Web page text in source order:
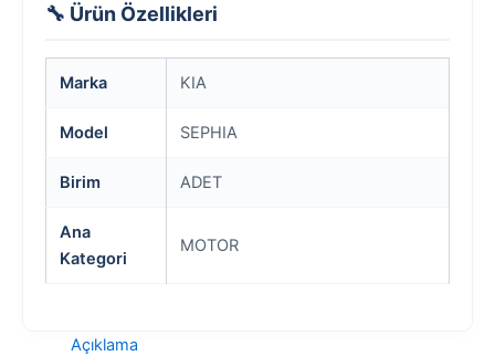
🔧 Ürün Özellikleri
Marka KIA
Model SEPHIA
Birim ADET
Ana
Kategori
MOTOR
Açıklama